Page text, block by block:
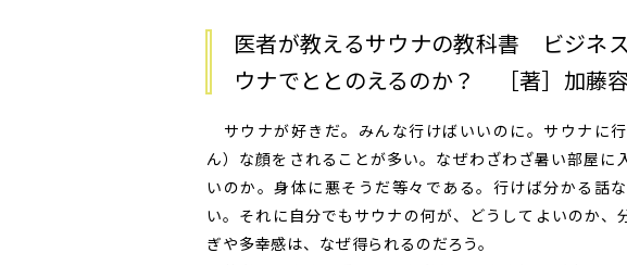
医者が教えるサウナの教科書 ビジネ
ウナでととのえるのか？ ［著］加藤
サウナが好きだ。みんな行けばいいのに。サウナに
ん）な顔をされることが多い。なぜわざわざ暑い部屋に
いのか。身体に悪そうだ等々である。行けば分かる話
い。それに自分でもサウナの何が、どうしてよいのか、
ぎや多幸感は、なぜ得られるのだろう。